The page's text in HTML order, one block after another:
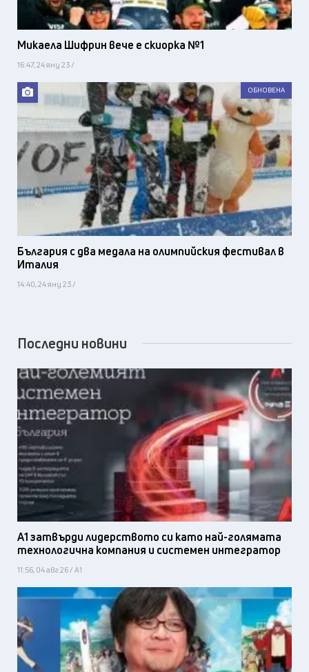
Микаела Шифрин вече е скиорка №1
16:47, 24 яну 23 /
ОБНОВЕНА
България с два медала на олимпийския фестивал в
Италия
14:40, 24 яну 23 /
Последни новини
А1 затвърди лидерството си като най-голямата
технологична компания и системен интегратор
11:56, 04 авг 26 / А1